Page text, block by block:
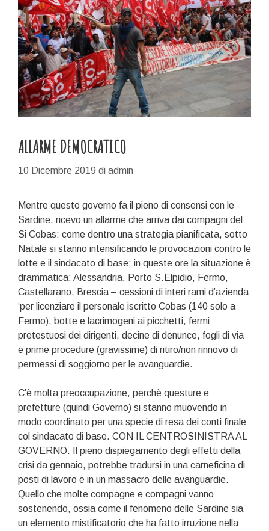
ALLARME DEMOCRATICO
10 Dicembre 2019 di admin
Mentre questo governo fa il pieno di consensi con le
Sardine, ricevo un allarme che arriva dai compagni del
Si Cobas: come dentro una strategia pianificata, sotto
Natale si stanno intensificando le provocazioni contro le
lotte e il sindacato di base; in queste ore la situazione è
drammatica: Alessandria, Porto S.Elpidio, Fermo,
Castellarano, Brescia – cessioni di interi rami d’azienda
‘per licenziare il personale iscritto Cobas (140 solo a
Fermo), botte e lacrimogeni ai picchetti, fermi
pretestuosi dei dirigenti, decine di denunce, fogli di via
e prime procedure (gravissime) di ritiro/non rinnovo di
permessi di soggiorno per le avanguardie.
C’è molta preoccupazione, perchè questure e
prefetture (quindi Governo) si stanno muovendo in
modo coordinato per una specie di resa dei conti finale
col sindacato di base. CON IL CENTROSINISTRA AL
GOVERNO. Il pieno dispiegamento degli effetti della
crisi da gennaio, potrebbe tradursi in una carneficina di
posti di lavoro e in un massacro delle avanguardie.
Quello che molte compagne e compagni vanno
sostenendo, ossia come il fenomeno delle Sardine sia
un elemento mistificatorio che ha fatto irruzione nella